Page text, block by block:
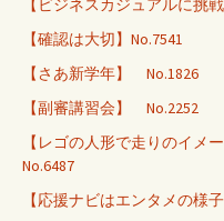
【ビジネスカジュアルに挑
【確認は大切】No.7541
【さあ新学年】 No.1826
【副審講習会】 No.2252
【レゴの人形で走りのイメ
No.6487
【応援ナビはエンタメの様